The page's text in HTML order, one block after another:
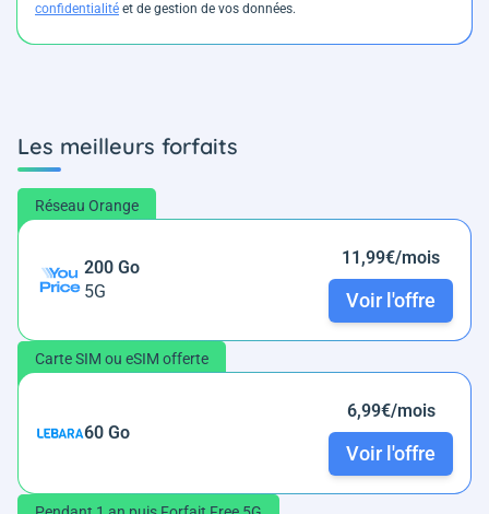
confidentialité et de gestion de vos données.
Les meilleurs forfaits
Réseau Orange
200 Go
5G
11,99€/mois
Voir l'offre
Carte SIM ou eSIM offerte
60 Go
6,99€/mois
Voir l'offre